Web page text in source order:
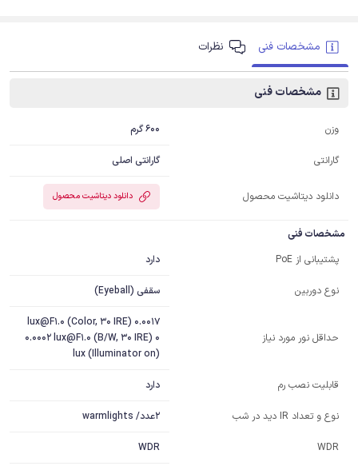
مشخصات فنی نظرات
مشخصات فنی
وزن 600 گرم
گارانتی گارانتی اصلی
دانلود دیتاشیت محصول دانلود دیتاشیت محصول
مشخصات فنی
پشتیبانی از PoE
دارد
نوع دوربین سقفی (Eyeball)
حداقل نور مورد نیاز
0.0017 lux@F1.0 (Color, 30 IRE)
0.0002 lux@F1.0 (B/W, 30 IRE) 0
lux (Illuminator on)
قابلیت نصب رم دارد
نوع و تعداد IR دید در شب 2عدد/ warmlights
WDR
WDR